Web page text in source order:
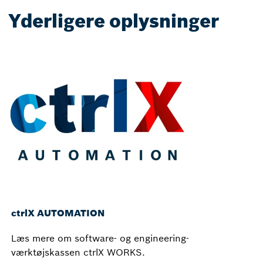
Yderligere oplysninger
ctrlX AUTOMATION
Læs mere om software- og engineering-
værktøjskassen ctrlX WORKS.